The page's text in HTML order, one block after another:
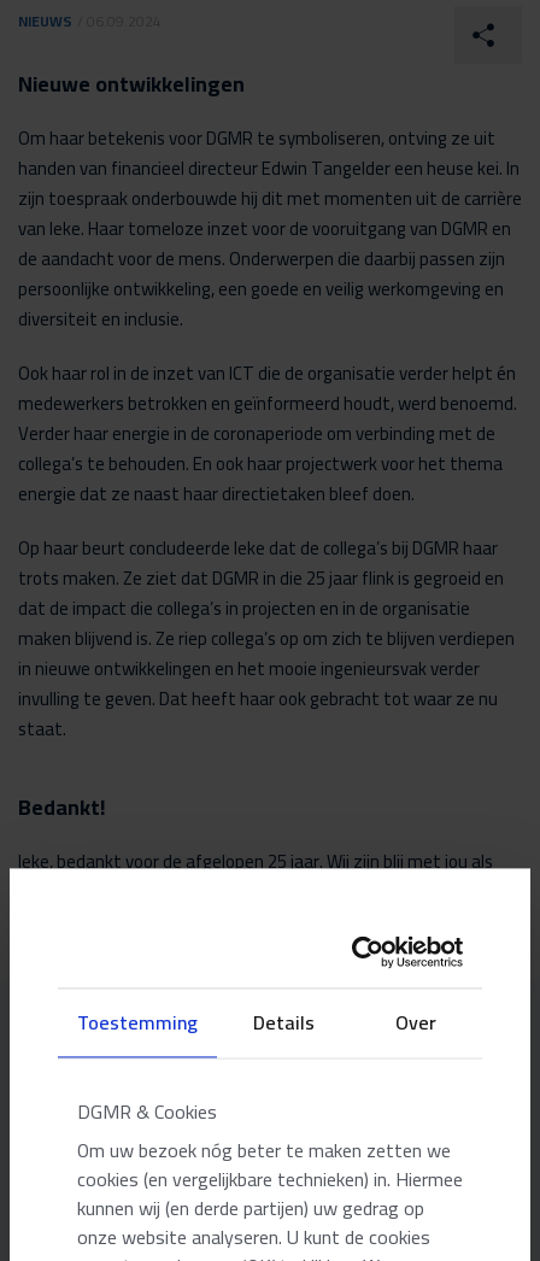
Toestemming Details Over
DGMR & Cookies
Om uw bezoek nóg beter te maken zetten we
cookies (en vergelijkbare technieken) in. Hiermee
kunnen wij (en derde partijen) uw gedrag op
onze website analyseren. U kunt de cookies
NIEUWS
Nieuwe ontwikkelingen
Om haar betekenis voor DGMR te symboliseren, ontving ze uit
handen van financieel directeur Edwin Tangelder een heuse kei. In
zijn toespraak onderbouwde hij dit met momenten uit de carrière
van Ieke. Haar tomeloze inzet voor de vooruitgang van DGMR en
de aandacht voor de mens. Onderwerpen die daarbij passen zijn
persoonlijke ontwikkeling, een goede en veilig werkomgeving en
diversiteit en inclusie.
Ook haar rol in de inzet van ICT die de organisatie verder helpt én
medewerkers betrokken en geïnformeerd houdt, werd benoemd.
Verder haar energie in de coronaperiode om verbinding met de
collega’s te behouden. En ook haar projectwerk voor het thema
energie dat ze naast haar directietaken bleef doen.
Op haar beurt concludeerde Ieke dat de collega’s bij DGMR haar
trots maken. Ze ziet dat DGMR in die 25 jaar flink is gegroeid en
dat de impact die collega’s in projecten en in de organisatie
maken blijvend is. Ze riep collega’s op om zich te blijven verdiepen
in nieuwe ontwikkelingen en het mooie ingenieursvak verder
invulling te geven. Dat heeft haar ook gebracht tot waar ze nu
staat.
Bedankt!
Ieke, bedankt voor de afgelopen 25 jaar. Wij zijn blij met jou als
Onze adviseurs
Ieke Kuijpers-van Gaalen
Algemeen directeur en Senior adviseur
Energiebeleid